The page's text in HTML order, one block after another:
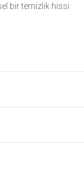
bir temizlik hissi